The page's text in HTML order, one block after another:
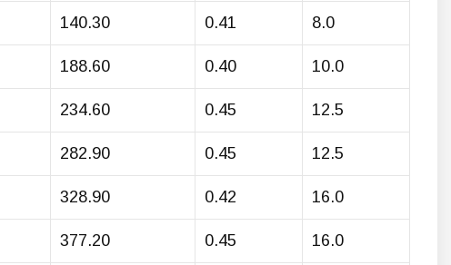
140.30 0.41 8.0
188.60 0.40 10.0
234.60 0.45 12.5
282.90 0.45 12.5
328.90 0.42 16.0
377.20 0.45 16.0